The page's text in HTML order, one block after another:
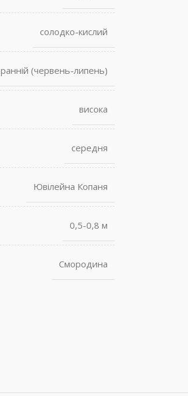
солодко-кислий
ранній (червень-липень)
висока
середня
Ювілейна Копаня
0,5-0,8 м
Смородина